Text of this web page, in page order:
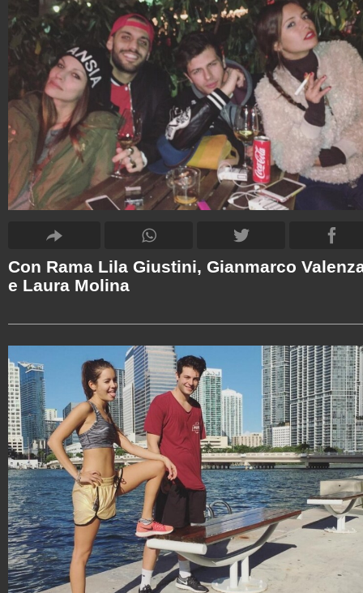
Con Rama Lila Giustini, Gianmarco
e Laura Molina